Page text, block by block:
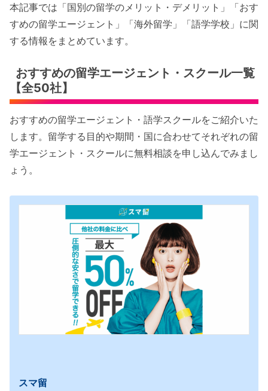
本記事では「国別の留学のメリット・デメリット」「おす
すめの留学エージェント」「海外留学」「語学学校」に関
する情報をまとめています。
おすすめの留学エージェント・スクール一覧
【全50社】
おすすめの留学エージェント・語学スクールをご紹介いた
します。留学する目的や期間・国に合わせてそれぞれの留
学エージェント・スクールに無料相談を申し込んでみまし
ょう。
スマ留